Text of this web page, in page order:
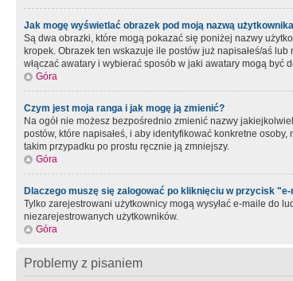
Jak mogę wyświetlać obrazek pod moją nazwą
Są dwa obrazki, które mogą pokazać się poniżej nazwy
kropek. Obrazek ten wskazuje ile postów już napisałeś/aś
włączać awatary i wybierać sposób w jaki awatary mogą być
Góra
Czym jest moja ranga i jak mogę ją zmienić?
Na ogół nie możesz bezpośrednio zmienić nazwy
postów, które napisałeś, i aby identyfikować konkretne
takim przypadku po prostu ręcznie ją zmniejszy.
Góra
Dlaczego muszę się zalogować po kliknięciu w przycisk
Tylko zarejestrowani użytkownicy mogą wysyłać e-maile do
niezarejestrowanych użytkowników.
Góra
Problemy z pisaniem